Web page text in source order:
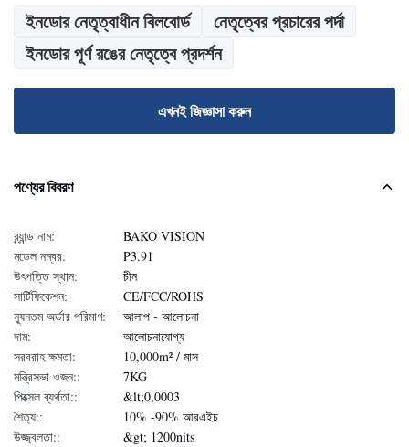
ইনডোর নেতৃত্বাধীন বিলবোর্ড
নেতৃত্বের প্রচারের পর্দা
ইনডোর পূর্ণ রঙের নেতৃত্বে প্রদর্শন
এখনই জিজ্ঞাসা করুন
পণ্যের বিবরণ
ব্র্যান্ড নাম:
BAKO VISION
মডেল নম্বর:
P3.91
উৎপত্তি স্থান:
চীন
সার্টিফিকেশন:
CE/FCC/ROHS
ন্যূনতম অর্ডার পরিমাণ:
আলাপ - আলোচনা
দাম:
আলোচনাযোগ্য
সরবরাহ ক্ষমতা:
10,000m² / মাস
মন্ত্রিসভা ওজন::
7KG
পিক্সেল ব্যর্থতা::
&lt;0,0003
শৈত্য::
10% -90% আরএইচ
উজ্জ্বলতা::
&gt; 1200nits